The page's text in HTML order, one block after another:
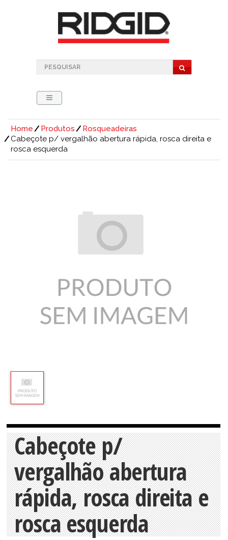
Home Produtos
Rosqueadeiras
Cabeçote p/ vergalhão abertura rápida, rosca direita e
rosca esquerda
Cabeçote p/
vergalhão abertura
rápida, rosca direita e
rosca esquerda